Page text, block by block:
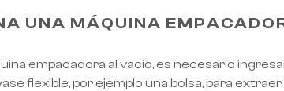
UNA MÁQUINA
empacadora al vacío, es necesario
flexible, por ejemplo una bolsa, para